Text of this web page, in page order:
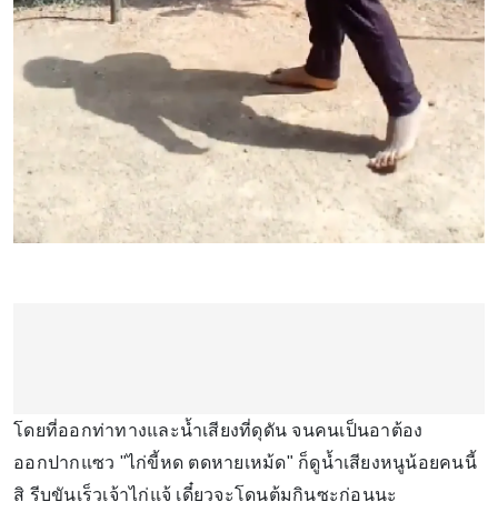
โดยที่ออกท่าทางและน้ำเสียงที่ดุดัน จนคนเป็นอาต้อง
ออกปากแซว "ไก่ขี้หด ตดหายเหม้ด" ก็ดูน้ำเสียงหนูน้อยคนนี้
สิ รีบขันเร็วเจ้าไก่แจ้ เดี๋ยวจะโดนต้มกินซะก่อนนะ